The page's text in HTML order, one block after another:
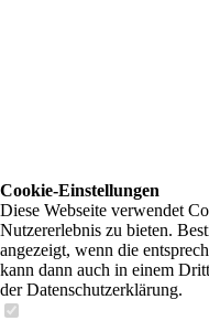
Cookie-Einstellungen
Diese Webseite verwendet
Nutzererlebnis zu bieten.
angezeigt, wenn die
kann dann auch in einem
der Datenschutzerklärung.